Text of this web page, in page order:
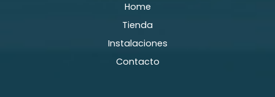
Home
Tienda
Instalaciones
Contacto